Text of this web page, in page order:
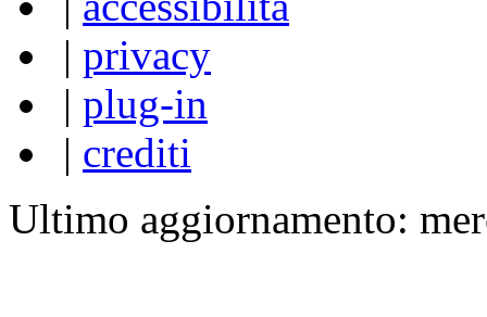
| privacy
| plug-in
| crediti
Ultimo aggiornamento: